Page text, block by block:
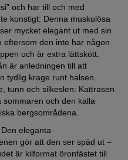
och har till och med
konstigt: Denna muskulösa
mycket elegant ut med sin
eftersom den inte har någon
och är extra lättskött.
är anledningen till att
tydlig krage runt halsen.
tunn och silkeslen: Kattrasen
och den kalla
bergsområdena.
eleganta
gör att den ser späd ut –
är kilformat öronfästet till